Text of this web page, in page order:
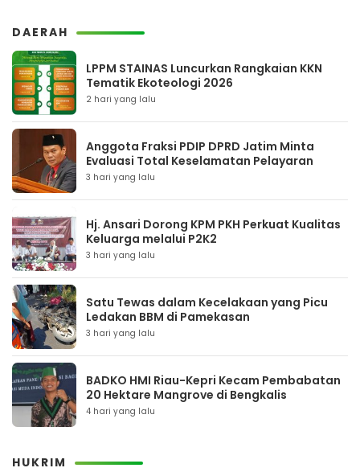
DAERAH
LPPM STAINAS Luncurkan Rangkaian KKN
Tematik Ekoteologi 2026
2 hari yang lalu
Anggota Fraksi PDIP DPRD Jatim Minta
Evaluasi Total Keselamatan Pelayaran
3 hari yang lalu
Hj. Ansari Dorong KPM PKH Perkuat Kualitas
Keluarga melalui P2K2
3 hari yang lalu
Satu Tewas dalam Kecelakaan yang Picu
Ledakan BBM di Pamekasan
3 hari yang lalu
BADKO HMI Riau-Kepri Kecam Pembabatan
20 Hektare Mangrove di Bengkalis
4 hari yang lalu
HUKRIM